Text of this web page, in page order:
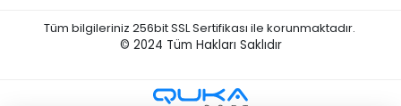
Tüm bilgileriniz 256bit SSL Sertifikası ile korunmaktadır.
© 2024 Tüm Hakları Saklıdır